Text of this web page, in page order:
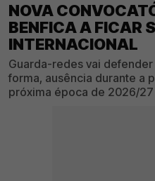
NOVA
BENFICA A FICAR
INTERNACIONAL
Guarda-redes vai
forma, ausência durante a
próxima época de 2026/27